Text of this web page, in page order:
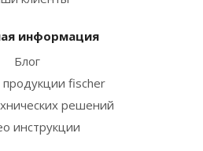
информация
Блог
продукции fischer
решений
инструкции